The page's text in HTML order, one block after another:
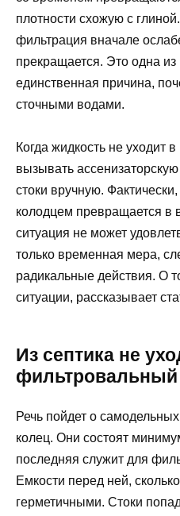
плотности схожую с
фильтрация вначале
прекращается. Это одна
единственная причина,
сточными водами.
Когда жидкость не уходит
вызывать
стоки вручную.
колодцем превращается в
ситуация не может
только временная мера,
радикальные действия. О
ситуации, рассказывает
Из септика не
фильтровальный
Речь пойдет о
колец. Они состоят
последняя служит для
Емкости перед ней,
герметичными. Стоки